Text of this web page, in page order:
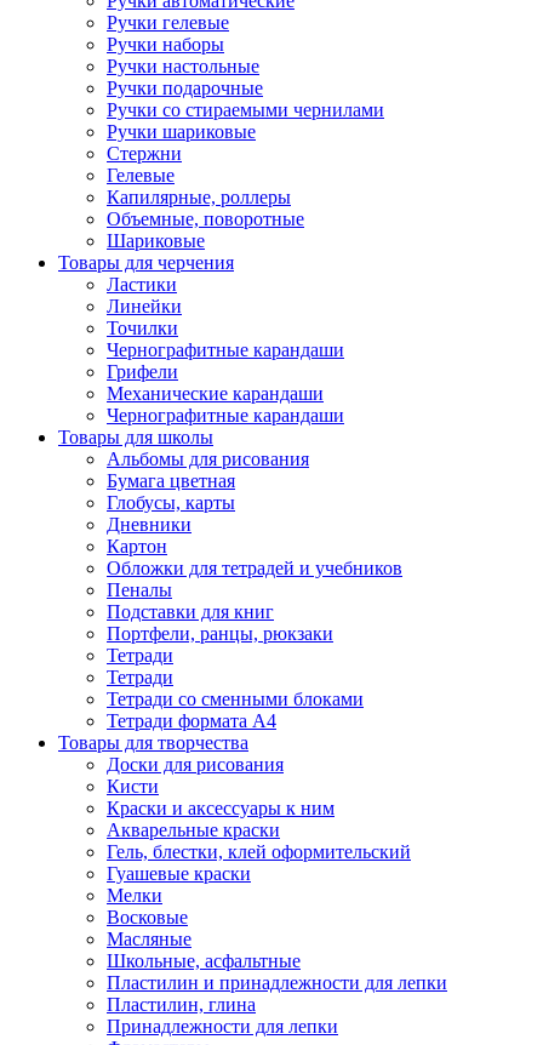
Ручки гелевые
Ручки наборы
Ручки настольные
Ручки подарочные
Ручки со стираемыми чернилами
Ручки шариковые
Стержни
Гелевые
Капилярные, роллеры
Объемные, поворотные
Шариковые
Товары для черчения
Ластики
Линейки
Точилки
Чернографитные карандаши
Грифели
Механические карандаши
Чернографитные карандаши
Товары для школы
Альбомы для рисования
Бумага цветная
Глобусы, карты
Дневники
Картон
Обложки для тетрадей и учебников
Пеналы
Подставки для книг
Портфели, ранцы, рюкзаки
Тетради
Тетради
Тетради со сменными блоками
Тетради формата А4
Товары для творчества
Доски для рисования
Кисти
Краски и аксессуары к ним
Акварельные краски
Гель, блестки, клей оформительский
Гуашевые краски
Мелки
Восковые
Масляные
Школьные, асфальтные
Пластилин и принадлежности для лепки
Пластилин, глина
Принадлежности для лепки